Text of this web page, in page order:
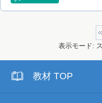
表示モード:
教材 TOP